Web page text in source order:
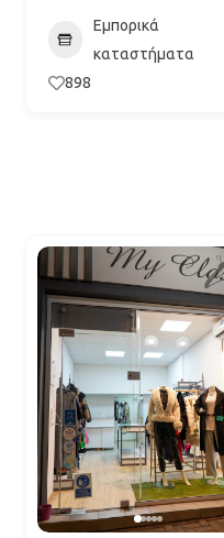
Εμπορικά
καταστήματα
898